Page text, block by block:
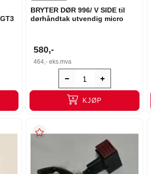
BRYTER DØR 996/ V SIDE til
dørhåndtak utvendig micro
580,-
464,- eks.mva
KJØP